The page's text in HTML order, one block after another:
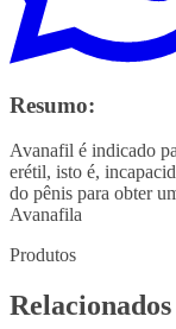
Resumo:
Avanafil é indicado
erétil, isto é,
do pênis para obter
Avanafila
Produtos
Relacionados